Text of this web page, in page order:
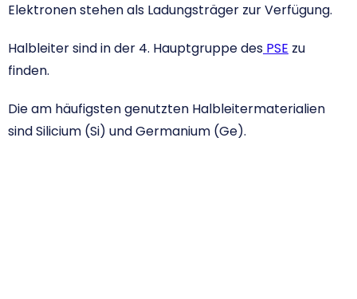
Elektronen stehen als Ladungsträger zur Verfügung.
Halbleiter sind in der 4. Hauptgruppe des PSE zu
finden.
Die am häufigsten genutzten Halbleitermaterialien
sind Silicium (Si) und Germanium (Ge).